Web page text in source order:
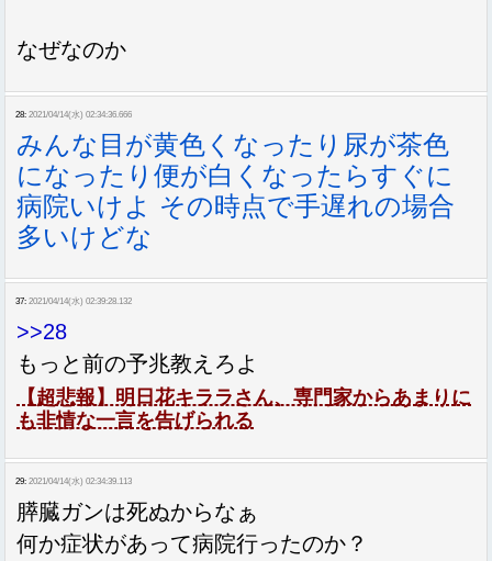
なぜなのか
28: 2021/04/14(水) 02:34:36.666
みんな目が黄色くなったり尿が茶色
になったり便が白くなったらすぐに
病院いけよ その時点で手遅れの場合
多いけどな
37: 2021/04/14(水) 02:39:28.132
>>28
もっと前の予兆教えろよ
【超悲報】明日花キララさん、専門家からあまりに
も非情な一言を告げられる
29: 2021/04/14(水) 02:34:39.113
膵臓ガンは死ぬからなぁ
何か症状があって病院行ったのか？